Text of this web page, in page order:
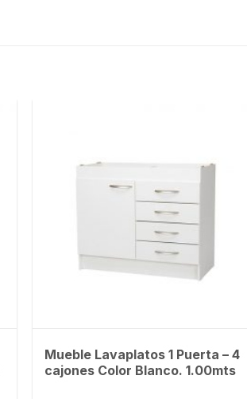
Mueble Lavaplatos 1 Puerta – 4
cajones Color Blanco. 1.00mts